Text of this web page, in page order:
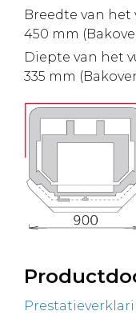
Breedte van het
450 mm
Diepte van het
335 mm